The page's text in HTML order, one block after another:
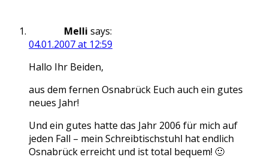
Melli says:
04.01.2007 at 12:59
Hallo Ihr Beiden,
aus dem fernen Osnabrück Euch auch ein gutes
neues Jahr!
Und ein gutes hatte das Jahr 2006 für mich auf
jeden Fall – mein Schreibtischstuhl hat endlich
Osnabrück erreicht und ist total bequem! 🙂